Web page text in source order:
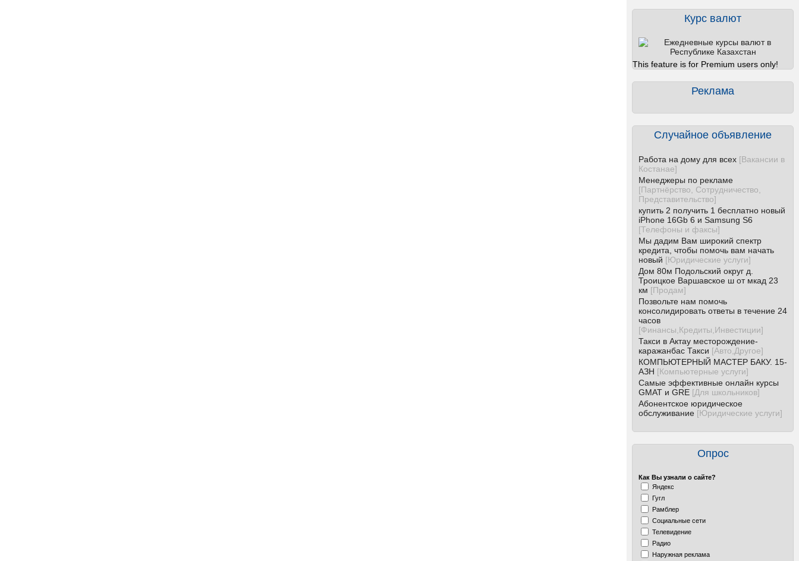
Курс валют
This feature is for Premium users only!
Реклама
Случайное объявление
Работа на дому для всех [Вакансии в
Костанае]
Менеджеры по рекламе
[Партнёрство, Сотрудничество,
Представительство]
купить 2 получить 1 бесплатно новый
iPhone 16Gb 6 и Samsung S6
[Телефоны и факсы]
Мы дадим Вам широкий спектр
кредита, чтобы помочь вам начать
новый [Юридические услуги]
Дом 80м Подольский округ д.
Троицкое Варшавское ш от мкад 23
км [Продам]
Позвольте нам помочь
консолидировать ответы в течение 24
часов
[Финансы,Кредиты,Инвестиции]
Такси в Актау месторождение-
каражанбас Такси [Авто,Другое]
КОМПЬЮТЕРНЫЙ МАСТЕР БАКУ. 15-
АЗН [Компьютерные услуги]
Самые эффективные онлайн курсы
GMAT и GRE [Для школьников]
Абонентское юридическое
обслуживание [Юридические услуги]
Опрос
Как Вы узнали о сайте?
Яндекс
Гугл
Рамблер
Социальные сети
Телевидение
Радио
Наружная реклама